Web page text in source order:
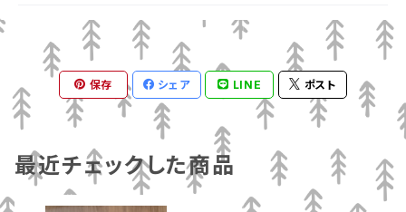
保存 シェア LINE ポスト
最近チェックした商品